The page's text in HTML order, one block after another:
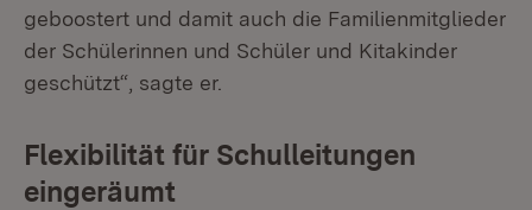
geboostert und damit auch die Familienmitglieder
der Schülerinnen und Schüler und Kitakinder
geschützt“, sagte er.
Flexibilität für Schulleitungen
eingeräumt